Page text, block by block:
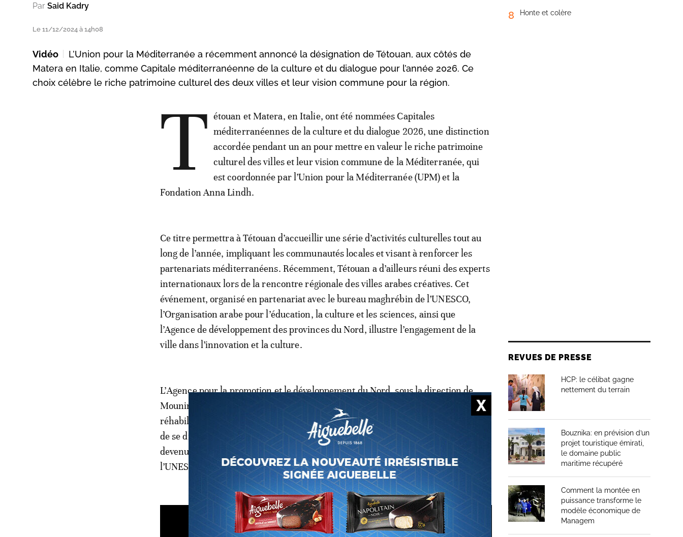
Par Said Kadry
Le 11/12/2024 à 14h08
Vidéo
L’Union pour la Méditerranée a récemment annoncé la désignation de Tétouan, aux côtés de
Matera en Italie, comme Capitale méditerranéenne de la culture et du dialogue pour l’année 2026. Ce
choix célèbre le riche patrimoine culturel des deux villes et leur vision commune pour la région.
T étouan et Matera, en Italie, ont été nommées Capitales
méditerranéennes de la culture et du dialogue 2026, une distinction
accordée pendant un an pour mettre en valeur le riche patrimoine
culturel des villes et leur vision commune de la Méditerranée, qui
est coordonnée par l’Union pour la Méditerranée (UPM) et la
Fondation Anna Lindh.
Ce titre permettra à Tétouan d’accueillir une série d’activités culturelles tout au
long de l’année, impliquant les communautés locales et visant à renforcer les
partenariats méditerranéens. Récemment, Tétouan a d’ailleurs réuni des experts
internationaux lors de la rencontre régionale des villes arabes créatives. Cet
événement, organisé en partenariat avec le bureau maghrébin de l’UNESCO,
l’Organisation arabe pour l’éducation, la culture et les sciences, ainsi que
l’Agence de développement des provinces du Nord, illustre l’engagement de la
ville dans l’innovation et la culture.
L’Agence pour la promotion et le développement du Nord, sous la direction de
Mounir El Bouysfi, a investi près de deux milliards de dirhams dans la
réhabilitation des sites historiques de la région. Ces efforts ont permis à Tétouan
de se distinguer parmi les villes historiques marocaines. En 2017, elle est
devenue la première ville marocaine intégrée au réseau des villes créatives de
l’UNESCO pour ses talents en artisanat et en arts populaires.
8 Honte et colère
REVUES DE PRESSE
HCP: le célibat gagne
nettement du terrain
Bouznika: en prévision d’un
projet touristique émirati,
le domaine public
maritime récupéré
Comment la montée en
puissance transforme le
modèle économique de
Managem